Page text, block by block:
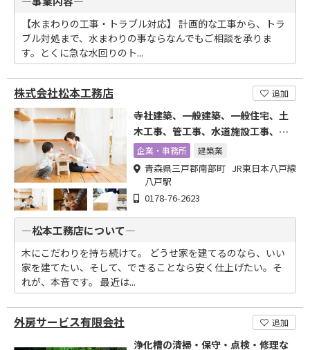
【水まわりの工事・トラブル対応】 計画的な工事から、トラ
ブル対処まで、水まわりの事ならなんでもご相談を承りま
す。とくに急な水回りのト...
株式会社松本工務店 追加
寺社建築、一般建築、一般住宅、土
木工事、管工事、水道施設工事、舗
装工事
企業・事務所 建築業
青森県三戸郡南部町 JR東日本八戸線
八戸駅
0178-76-2623
―松本工務店について―
木にこだわりを持ち続けて。 どうせ家を建てるのなら、いい
家を建てたい、そして、できることなら安く仕上げたい。そ
れが、本音です。 最近は...
外房サービス有限会社 追加
浄化槽の清掃・保守・点検・修理な